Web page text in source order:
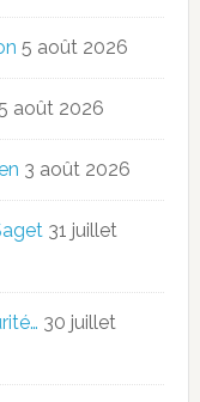
5 août 2026
août 2026
3 août 2026
31 juillet
30 juillet